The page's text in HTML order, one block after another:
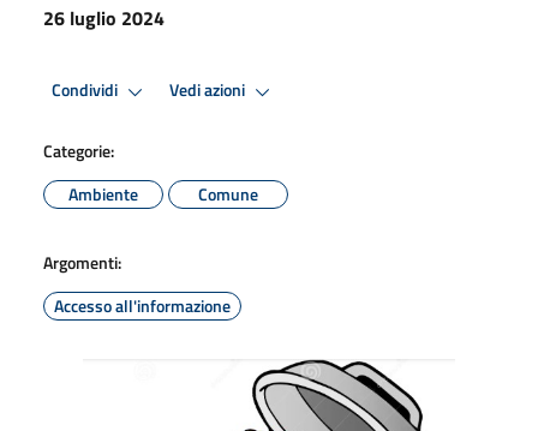
26 luglio 2024
Condividi Vedi azioni
Categorie:
Ambiente
Comune
Argomenti:
Accesso all'informazione